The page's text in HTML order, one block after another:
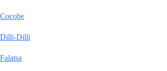
Cocobe
Dilli-Dilli
Falatsa